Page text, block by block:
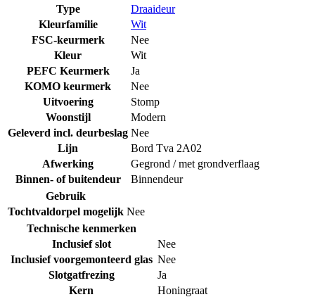
Type
Draaideur
Kleurfamilie
Wit
FSC-keurmerk
Nee
Kleur
Wit
PEFC Keurmerk
Ja
KOMO keurmerk
Nee
Uitvoering
Stomp
Woonstijl
Modern
Geleverd incl. deurbeslag Nee
Lijn
Bord Tva 2A02
Afwerking
Gegrond / met grondverflaag
Binnen- of buitendeur
Binnendeur
Gebruik
Tochtvaldorpel mogelijk Nee
Technische kenmerken
Inclusief slot
Nee
Inclusief voorgemonteerd glas Nee
Slotgatfrezing
Ja
Kern
Honingraat